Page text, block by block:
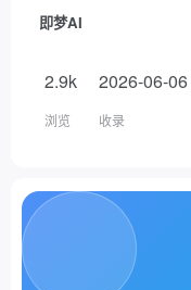
即梦AI
2.9k
浏览
2026-06-06
收录